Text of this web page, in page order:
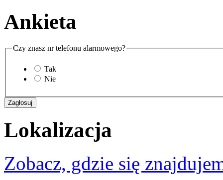
Ankieta
Czy znasz nr telefonu alarmowego?
Tak
Nie
Lokalizacja
Zobacz, gdzie się